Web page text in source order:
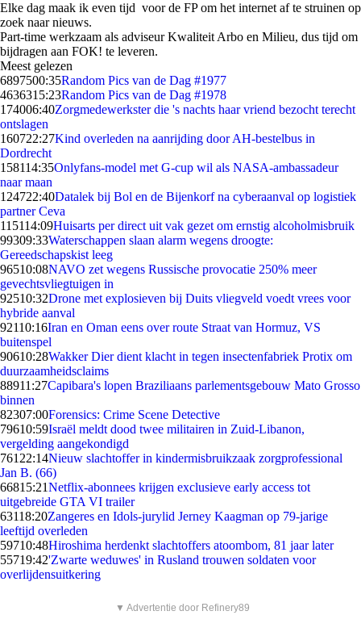
Elke dag maak ik even tijd voor de FP om het internet af te struinen op
zoek naar nieuws.
Part-time werkzaam als adviseur Kwaliteit Arbo en Milieu, dus tijd om
bijdragen aan FOK! te leveren.
Meest gelezen
6897500:35Random Pics van de Dag #1977
4636315:23Random Pics van de Dag #1978
174006:40Zorgmedewerkster die 's nachts haar vriend bezocht terecht
ontslagen
160722:27Kind overleden na aanrijding door AH-bestelbus in
Dordrecht
158114:35Onlyfans-model met G-cup wil als NASA-ambassadeur
naar maan
124722:40Datalek bij Bol en de Bijenkorf na cyberaanval op logistiek
partner Ceva
115114:09Huisarts per direct uit vak gezet om ernstig alcoholmisbruik
99309:33Waterschappen slaan alarm wegens droogte:
Gereedschapskist leeg
96510:08NAVO zet wegens Russische provocatie 250% meer
gevechtsvliegtuigen in
92510:32Drone met explosieven bij Duits vliegveld voedt vrees voor
hybride aanval
92110:16Iran en Oman eens over route Straat van Hormuz, VS
buitenspel
90610:28Wakker Dier dient klacht in tegen insectenfabriek Protix om
duurzaamheidsclaims
88911:27Capibara's lopen Braziliaans parlementsgebouw Mato Grosso
binnen
82307:00Forensics: Crime Scene Detective
79610:59Israël meldt dood twee militairen in Zuid-Libanon,
vergelding aangekondigd
761 22:14Nieuw slachtoffer in kindermisbruikzaak zorgprofessional
Jan B. (66)
66815:21Netflix-abonnees krijgen exclusieve early access tot
uitgebreide GTA VI trailer
63118:20Zangeres en Idols-jurylid Jerney Kaagman op 79-jarige
leeftijd overleden
59710:48Hiroshima herdenkt slachtoffers atoombom, 81 jaar later
55719:42'Zwarte weduwes' in Rusland trouwen soldaten voor
overlijdensuitkering
▼ Advertentie door Refinery89